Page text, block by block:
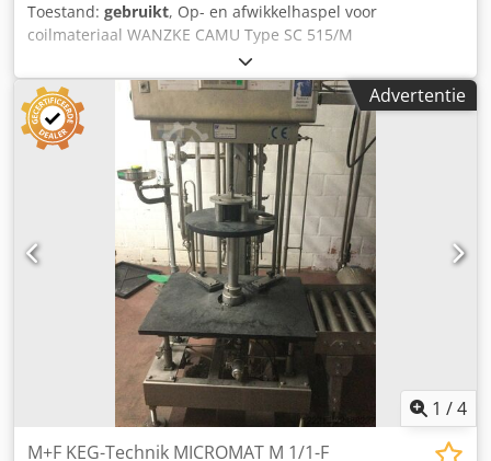
Toestand: gebruikt, Op- en afwikkelhaspel voor
coilmateriaal WANZKE CAMU Type SC 515/M
Fabrieksnummer: 8487 Bouwjaar: 2006 Coilgewicht: ca.
1.500 kg Coilbreedte: max. 600 mm Coil binnendiameter:
370 – 640 mm Coil buitendiameter: max. 1.800 mm
Haspelas diameter: 90 mm Midden haspelkrans tot
haspelvoet: 950 mm Toerental haspelkrans: 13 omw/min
Motortoerental: 920 omw/min Dedpfjwvv Rqex Agyokr
Overbrengingsverhouding: 1:70 Motorvermogen
haspelaandrijving: 1,1 kW Net aansluiting: 400 Volt, 50 Hz -
Mechanische spreiding van de haspelkrans met
handzwengel - Aandrijving via tandwielmotor met
wormtandwiel, direct op de haspelas - Tandwielmotor met
elektrische rem - Haspelas met mechanische
slipkoppeling, voorgespannen en instelbaar via
schotelveren - Haspelkrans zonder bandaanlooparmen -
Zonder elektrische besturing en zonder lusschakelaar
Benodigde ruimte (L x B x H): 1.300 x 800 x 1.230 mm
Gewicht: 380 kg Goede staat
Advertentie
1 /4
M+F KEG-Technik MICROMAT M 1/1-F